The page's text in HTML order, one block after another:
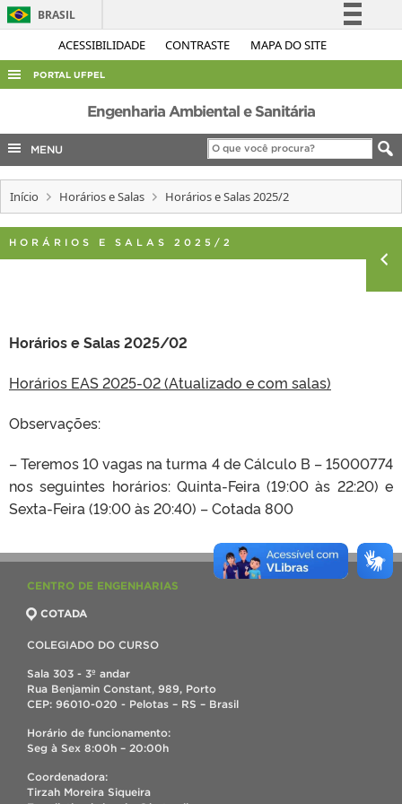
ACESSIBILIDADE CONTRASTE MAPA DO SITE
BRASIL
Simplifique!
Legislação
Canais
PORTAL UFPEL
ACESSO À INFORMAÇÃO
AUDITORIA
COBALTO
CONCURSOS
EDITAIS
INTERNACIONAL
TELEFONES
Engenharia Ambiental e Sanitária
MENU
Início Horários e Salas Horários e Salas 2025/2
HORÁRIOS E SALAS 2025/2
Horários e Salas 2025/02
Horários EAS 2025-02 (Atualizado e com salas)
Observações:
– Teremos 10 vagas na turma 4 de Cálculo B – 15000774
nos seguintes horários: Quinta-Feira (19:00 às 22:20) e
Sexta-Feira (19:00 às 20:40) – Cotada 800
CENTRO DE ENGENHARIAS
COTADA
COLEGIADO DO CURSO
Sala 303 - 3º andar
Rua Benjamin Constant, 989, Porto
CEP: 96010-020 - Pelotas – RS – Brasil
Horário de funcionamento:
Seg à Sex 8:00h – 20:00h
Coordenadora:
Tirzah Moreira Siqueira